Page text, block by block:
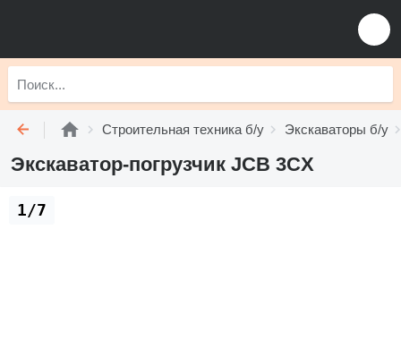
Строительная техника б/у Экскаваторы б/у
Экскаватор-погрузчик JCB 3CX
1/7